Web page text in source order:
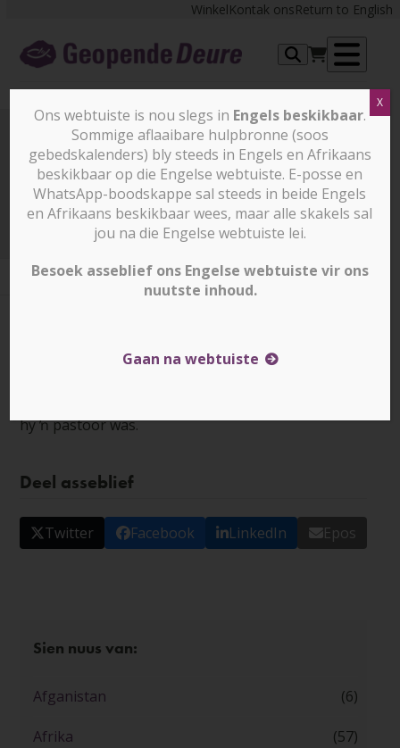
content
WinkelKontak onsReturn to English
Prayer Points
Prayer Points 12 Augustus 2025
hy ŉ pastoor was.
Deel asseblief
Twitter Facebook LinkedIn Epos
Sien nuus van:
Afganistan (6)
Afrika (57)
Ons webtuiste is nou slegs in Engels beskikbaar.
Sommige aflaaibare hulpbronne (soos
gebedskalenders) bly steeds in Engels en Afrikaans
beskikbaar op die Engelse webtuiste. E-posse en
WhatsApp-boodskappe sal steeds in beide Engels
en Afrikaans beskikbaar wees, maar alle skakels sal
jou na die Engelse webtuiste lei.
Besoek asseblief ons Engelse webtuiste vir ons
nuutste inhoud.
Gaan na webtuiste
X